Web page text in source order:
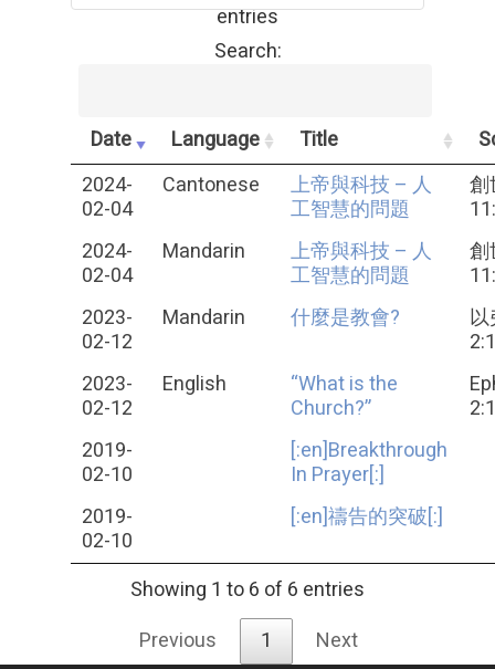
entries
Search:
Date Language Title
2024-
02-04
Cantonese
上帝與科技 – 人
工智慧的問題
創
2024-
02-04
Mandarin
上帝與科技 – 人
工智慧的問題
創
2023-
02-12
Mandarin 什麼是教會?
2023-
02-12
English
“What is the
Church?”
2019-
02-10
[:en]Breakthrough
In Prayer[:]
2019-
02-10
[:en]禱告的突破[:]
Showing 1 to 6 of 6 entries
Previous
1 Next